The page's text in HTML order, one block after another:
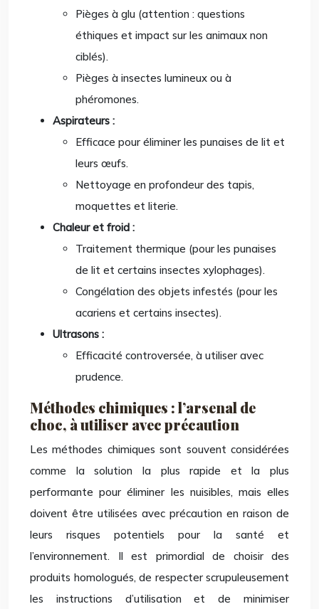
Pièges à glu (attention : questions
éthiques et impact sur les animaux non
ciblés).
Pièges à insectes lumineux ou à
phéromones.
Aspirateurs :
Efficace pour éliminer les punaises de lit et
leurs œufs.
Nettoyage en profondeur des tapis,
moquettes et literie.
Chaleur et froid :
Traitement thermique (pour les punaises
de lit et certains insectes xylophages).
Congélation des objets infestés (pour les
acariens et certains insectes).
Ultrasons :
Efficacité controversée, à utiliser avec
prudence.
Méthodes chimiques : l’arsenal de
choc, à utiliser avec précaution
Les méthodes chimiques sont souvent considérées
comme la solution la plus rapide et la plus
performante pour éliminer les nuisibles, mais elles
doivent être utilisées avec précaution en raison de
leurs risques potentiels pour la santé et
l’environnement. Il est primordial de choisir des
produits homologués, de respecter scrupuleusement
les instructions d’utilisation et de minimiser